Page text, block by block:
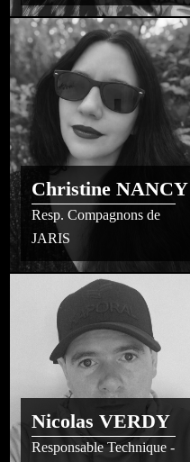
Christine NANCY
Resp. Compagnons de
JARIS
Nicolas VERDY
Responsable Technique -